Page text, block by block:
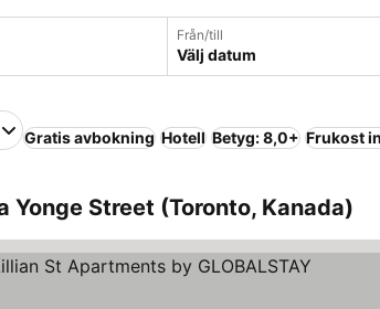
Från/till
Välj datum
Gratis avbokning Hotell Betyg: 8,0+ Frukost
Yonge Street (Toronto, Kanada)